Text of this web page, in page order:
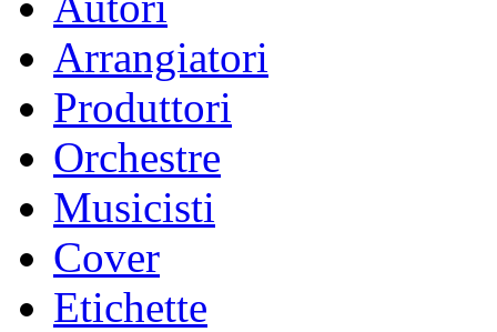
Arrangiatori
Produttori
Orchestre
Musicisti
Cover
Etichette